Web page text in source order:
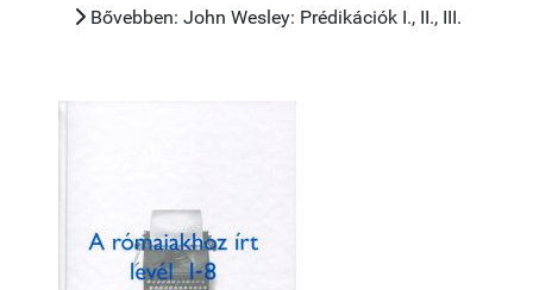
Bővebben: John Wesley: Prédikációk I., II., III.